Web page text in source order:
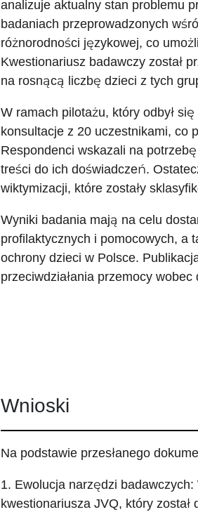
analizuje aktualny stan problemu
badaniach przeprowadzonych
różnorodności językowej, co
Kwestionariusz badawczy został
na rosnącą liczbę dzieci z tych
W ramach pilotażu, który odbył
konsultacje z 20 uczestnikami, co
Respondenci wskazali na
treści do ich doświadczeń.
wiktymizacji, które zostały
Wyniki badania mają na celu
profilaktycznych i pomocowych, a
ochrony dzieci w Polsce.
przeciwdziałania przemocy wobec
Wnioski
Na podstawie przesłanego
1. Ewolucja narzędzi
kwestionariusza JVQ, który